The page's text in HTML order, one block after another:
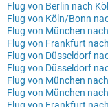
Flug von Berlin nach
Flug von Köln/Bonn
Flug von München
Flug von Frankfurt
Flug von Düsseldorf
Flug von Düsseldorf
Flug von München
Flug von München